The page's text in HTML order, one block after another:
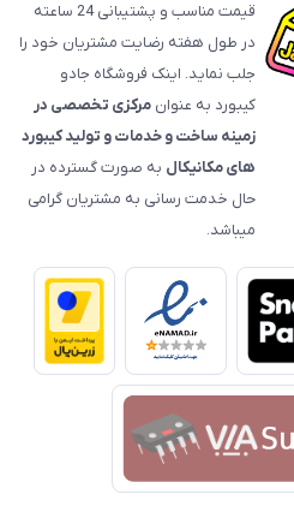
قیمت‌ مناسب و پشتیبانی 24 ساعته
در طول هفته رضایت مشتریان خود را
جلب نماید. اینک فروشگاه جادو
کیبورد به عنوان مرکزی تخصصی در
زمینه ساخت و خدمات و تولید کیبورد
های مکانیکال به صورت گسترده در
حال خدمت رسانی به مشتریان گرامی
میباشد.